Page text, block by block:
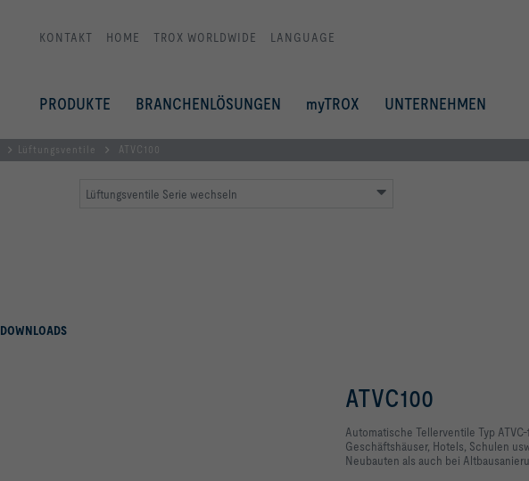
KONTAKT HOME TROX WORLDWIDE LANGUAGE
PRODUKTE BRANCHENLÖSUNGEN myTROX UNTERNEHMEN
Lüftungsventile ATVC100
Lüftungsventile Serie wechseln
DOWNLOADS
ATVC100
Automatische Tellerventile Typ ATVC
Geschäftshäuser, Hotels, Schulen
Neubauten als auch bei